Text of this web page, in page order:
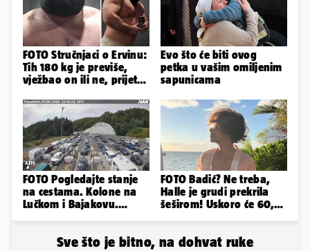
FOTO Stručnjaci o Ervinu:
Tih 180 kg je previše,
vježbao on ili ne, prijete
Evo što će biti ovog
petka u vašim omiljenim
sapunicama
FOTO Pogledajte stanje
na cestama. Kolone na
Lučkom i Bajakovu.
FOTO Badić? Ne treba,
Halle je grudi prekrila
šeširom! Uskoro će 60,
Sve što je bitno, na dohvat ruke